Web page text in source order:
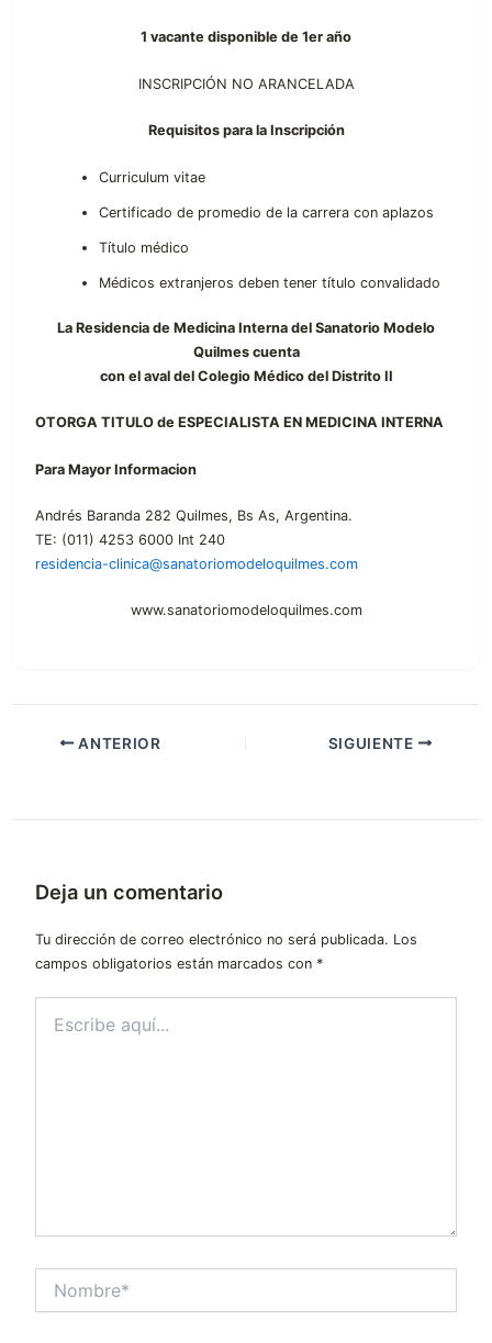
1 vacante disponible de 1er año
INSCRIPCIÓN NO ARANCELADA
Requisitos para la Inscripción
Curriculum vitae
Certificado de promedio de la carrera con aplazos
Título médico
Médicos extranjeros deben tener título convalidado
La Residencia de Medicina Interna del Sanatorio Modelo
Quilmes cuenta
con el aval del Colegio Médico del Distrito II
OTORGA TITULO de ESPECIALISTA EN MEDICINA INTERNA
Para Mayor Informacion
Andrés Baranda 282 Quilmes, Bs As, Argentina.
TE: (011) 4253 6000 Int 240
residencia-clinica@sanatoriomodeloquilmes.com
www.sanatoriomodeloquilmes.com
ANTERIOR SIGUIENTE
Deja un comentario
Tu dirección de correo electrónico no será publicada. Los
campos obligatorios están marcados con *
aquí...